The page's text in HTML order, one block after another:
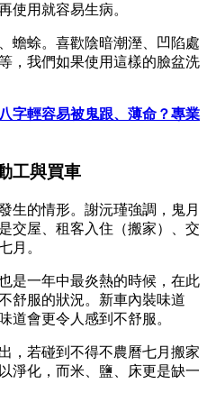
使用就容易生病。
蟾蜍。喜歡陰暗潮溼、凹陷處
，我們如果使用這樣的臉盆洗
字輕容易被鬼跟、薄命？專業
工與買車
生的情形。謝沅瑾強調，鬼月
交屋、租客入住（搬家）、交
月。
是一年中最炎熱的時候，在此
舒服的狀況。新車內裝味道
道會更令人感到不舒服。
，若碰到不得不農曆七月搬家
淨化，而米、鹽、床更是缺一